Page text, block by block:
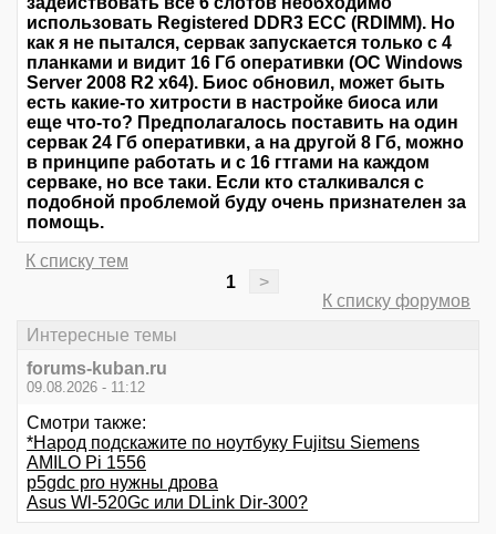
использовать Registered DDR3 ECC (RDIMM). Но
как я не пытался, сервак запускается только с 4
планками и видит 16 Гб оперативки (ОС Windows
Server 2008 R2 x64). Биос обновил, может быть
есть какие-то хитрости в настройке биоса или
еще что-то? Предполагалось поставить на один
сервак 24 Гб оперативки, а на другой 8 Гб, можно
в принципе работать и с 16 гтгами на каждом
серваке, но все таки. Если кто сталкивался с
подобной проблемой буду очень признателен за
помощь.
К списку тем
1
>
К списку форумов
Интересные темы
forums-kuban.ru
09.08.2026 - 11:12
Смотри также:
*Народ подскажите по ноутбуку Fujitsu Siemens
AMILO Pi 1556
p5gdc pro нужны дрова
Asus Wl-520Gc или DLink Dir-300?